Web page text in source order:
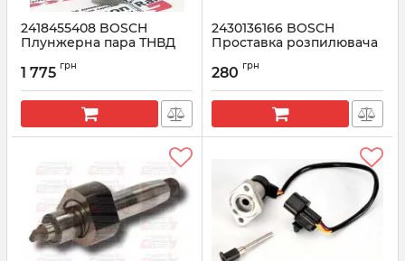
2418455408 BOSCH
Плунжерна пара ТНВД
Артикул:
1 775 грн
2430136166 BOSCH
Проставка розпилювача
Артикул:
280 грн